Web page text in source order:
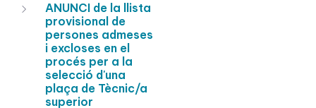
ANUNCI de la llista
provisional de
persones admeses
i excloses en el
procés per a la
selecció d'una
plaça de Tècnic/a
superior